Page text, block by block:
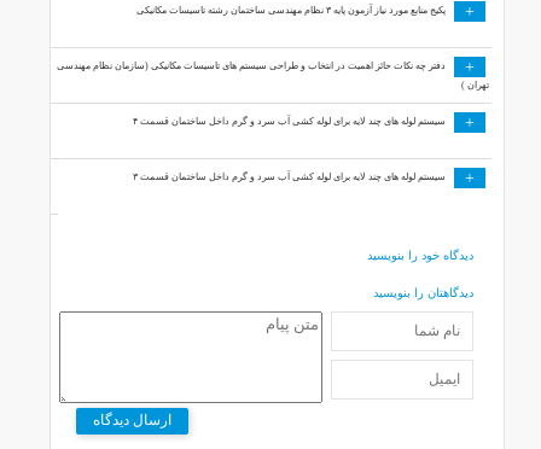
+ پکیج منابع مورد نیاز آزمون پایه ۳ نظام مهندسی ساختمان رشته تاسیسات مکانیکی
+
دفتر چه نکات حائز اهمیت در انتخاب و طراحی سیستم های تاسیسات مکانیکی (سازمان نظام مهندسی
تهران )
+ سیستم لوله های چند لایه برای لوله کشی آب سرد و گرم داخل ساختمان قسمت ۴
+ سیستم لوله های چند لایه برای لوله کشی آب سرد و گرم داخل ساختمان قسمت ۳
دیدگاه خود را بنویسید
دیدگاهتان را بنویسید
ارسال دیدگاه